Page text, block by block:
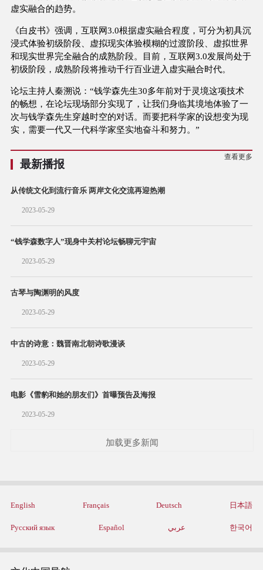
虚实融合的趋势。
《白皮书》强调，互联网3.0根据虚实融合程度，可分为初具沉
浸式体验初级阶段、虚拟现实体验模糊的过渡阶段、虚拟世界
和现实世界完全融合的成熟阶段。目前，互联网3.0发展尚处于
初级阶段，成熟阶段将推动千行百业进入虚实融合时代。
论坛主持人秦溯说：“钱学森先生30多年前对于灵境这项技术
的畅想，在论坛现场部分实现了，让我们身临其境地体验了一
次与钱学森先生穿越时空的对话。而要把科学家的设想变为现
实，需要一代又一代科学家坚实地奋斗和努力。”
最新播报
查看更多
从传统文化到流行音乐 两岸文化交流再迎热潮
2023-05-29
“钱学森数字人”现身中关村论坛畅聊元宇宙
2023-05-29
古琴与陶渊明的风度
2023-05-29
中古的诗意：魏晋南北朝诗歌漫谈
2023-05-29
电影《雪豹和她的朋友们》首曝预告及海报
2023-05-29
加载更多新闻
English Français Deutsch 日本語
Русский язык Español عربي 한국어